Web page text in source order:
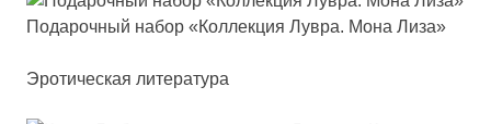
Пода­роч­ный на­бор «Кол­лек­ция Лув­ра. Мона Лиза»
Эротическая литература